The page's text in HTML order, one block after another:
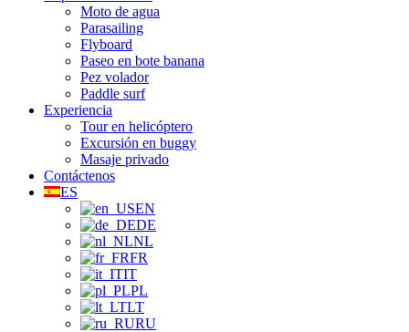
Moto de agua
Parasailing
Flyboard
Paseo en bote banana
Pez volador
Paddle surf
Experiencia
Tour en helicóptero
Excursión en buggy
Masaje privado
Contáctenos
ES
EN
DE
NL
FR
IT
PL
LT
RU